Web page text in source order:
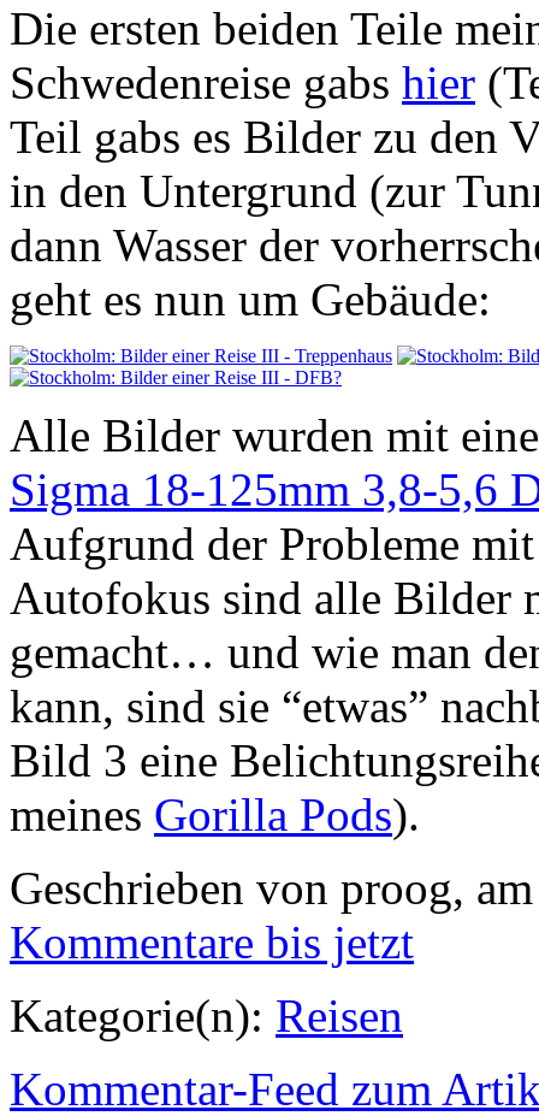
Die ersten beiden Teile
Schwedenreise gabs hier
Teil gabs es Bilder zu den
in den Untergrund (zur
dann Wasser der
geht es nun um Gebäude:
Alle Bilder wurden mit
Sigma 18-125mm 3,8-5,6
Aufgrund der Probleme
Autofokus sind alle Bilder
gemacht… und wie man
kann, sind sie “etwas”
Bild 3 eine
meines Gorilla Pods).
Geschrieben von proog,
Kommentare bis jetzt
Kategorie(n): Reisen
Kommentar-Feed zum